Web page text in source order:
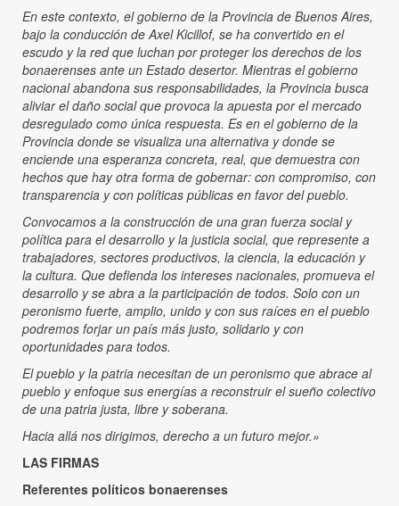
En este contexto, el gobierno de la Provincia de Buenos Aires,
bajo la conducción de Axel Kicillof, se ha convertido en el
escudo y la red que luchan por proteger los derechos de los
bonaerenses ante un Estado desertor. Mientras el gobierno
nacional abandona sus responsabilidades, la Provincia busca
aliviar el daño social que provoca la apuesta por el mercado
desregulado como única respuesta. Es en el gobierno de la
Provincia donde se visualiza una alternativa y donde se
enciende una esperanza concreta, real, que demuestra con
hechos que hay otra forma de gobernar: con compromiso, con
transparencia y con políticas públicas en favor del pueblo.
Convocamos a la construcción de una gran fuerza social y
política para el desarrollo y la justicia social, que represente a
trabajadores, sectores productivos, la ciencia, la educación y
la cultura. Que defienda los intereses nacionales, promueva el
desarrollo y se abra a la participación de todos. Solo con un
peronismo fuerte, amplio, unido y con sus raíces en el pueblo
podremos forjar un país más justo, solidario y con
oportunidades para todos.
El pueblo y la patria necesitan de un peronismo que abrace al
pueblo y enfoque sus energías a reconstruir el sueño colectivo
de una patria justa, libre y soberana.
Hacia allá nos dirigimos, derecho a un futuro mejor.»
LAS FIRMAS
Referentes políticos bonaerenses